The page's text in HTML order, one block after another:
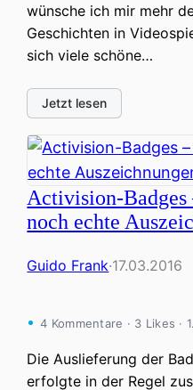
wünsche ich mir mehr
Geschichten in
sich viele schöne…
Jetzt lesen
Activision-Badges
noch echte
Guido Frank·17.03.2016
4 Kommentare · 3 Likes ·
Die Auslieferung der
erfolgte in der Regel